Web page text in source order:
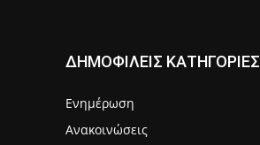
ΔΗΜΟΦΙΛΕΙΣ ΚΑΤΗΓΟΡΙΕΣ
Ενημέρωση
Ανακοινώσεις